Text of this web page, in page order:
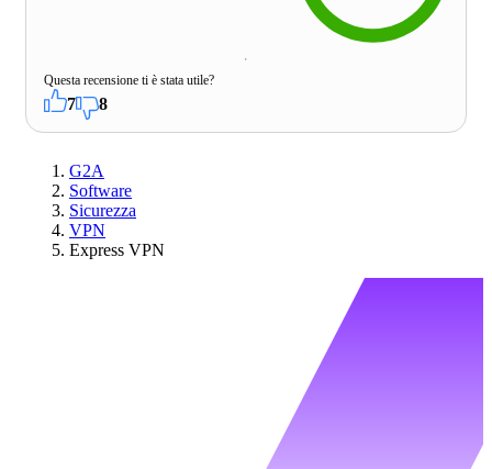
Questa recensione ti è stata utile?
7 8
G2A
Software
Sicurezza
VPN
Express VPN